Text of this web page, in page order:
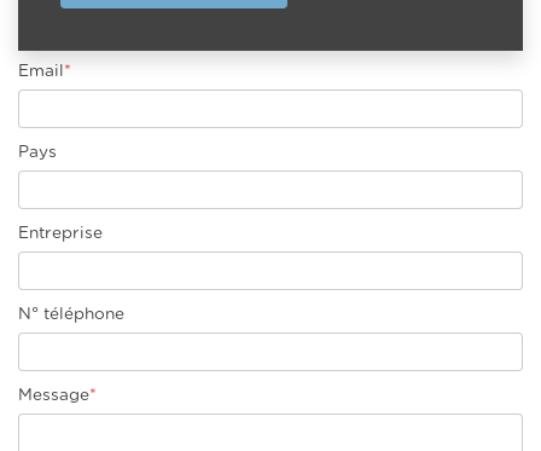
Email *
Pays
Entreprise
N° téléphone
Message*